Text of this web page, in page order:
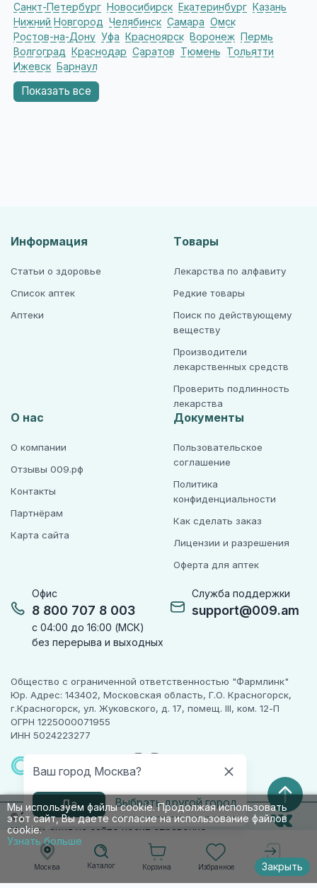
Москва
Ваш город Москва?
Да Выбрать другой город
Каталог Корзина Избранное Войти
Санкт-Петербург Новосибирск Екатеринбург Казань
Нижний Новгород Челябинск Самара Омск
Ростов-на-Дону Уфа Красноярск Воронеж Пермь
Волгоград Краснодар Саратов Тюмень
Тольятти
Ижевск Барнаул
Показать все
Мы используем файлы cookie. Продолжая использовать
этот сайт, Вы даете согласие на использование файлов
cookie.
Узнать больше
Закрыть
Офис
8 800 707 8 003
с 04:00 до 16:00 (МСК)
без перерыва и выходных
Служба поддержки
support@009.am
Информация
Статьи о здоровье
Список аптек
Аптеки
Товары
Лекарства по алфавиту
Редкие товары
Поиск по действующему
веществу
Производители
лекарственных средств
Проверить подлинность
лекарства
О нас
О компании
Отзывы 009.рф
Контакты
Партнёрам
Карта сайта
Документы
Пользовательское
соглашение
Политика
конфиденциальности
Как сделать заказ
Лицензии и разрешения
Оферта для аптек
Общество с ограниченной ответственностью "Фармлинк"
Юр. Адрес: 143402, Московская область, Г.О. Красногорск,
г.Красногорск, ул. Жуковского, д. 17, помещ. III, ком. 12-П
ОГРН 1225000071955
ИНН 5024223277
© 2010-2026 009.РФ. Все права защищены
Информация на сайте носит справочно-
информационный характер и не является
публичной офертой п. 2 ст. 437 ГК РФ